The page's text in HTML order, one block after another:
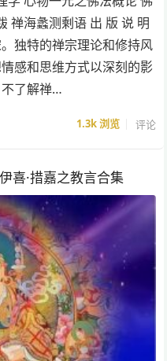
禅海蠡测剩语 出 版 说 明
独特的禅宗理论和修持风
感和思维方式以深刻的影
了解禅…
1.3k浏览 评论
喜·措嘉之教言合集